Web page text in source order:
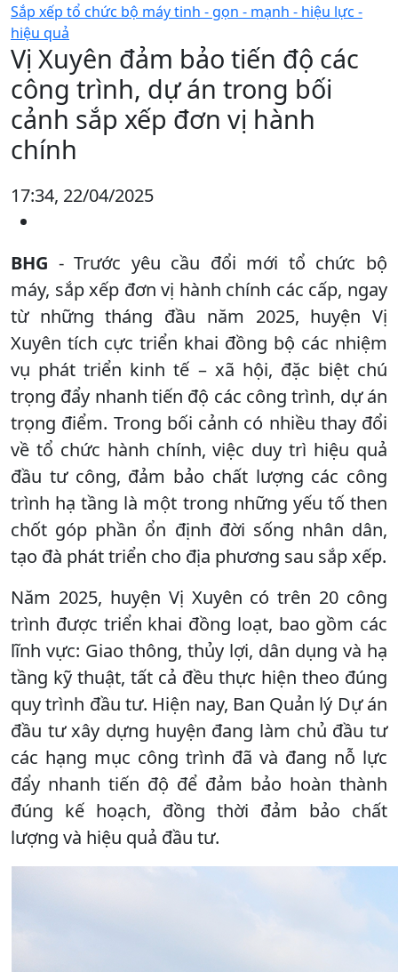
Sắp xếp tổ chức bộ máy tinh - gọn - mạnh - hiệu lực -
hiệu quả
Vị Xuyên đảm bảo tiến độ các
công trình, dự án trong bối
cảnh sắp xếp đơn vị hành
chính
17:34, 22/04/2025
BHG - Trước yêu cầu đổi mới tổ chức bộ
máy, sắp xếp đơn vị hành chính các cấp, ngay
từ những tháng đầu năm 2025, huyện Vị
Xuyên tích cực triển khai đồng bộ các nhiệm
vụ phát triển kinh tế – xã hội, đặc biệt chú
trọng đẩy nhanh tiến độ các công trình, dự án
trọng điểm. Trong bối cảnh có nhiều thay đổi
về tổ chức hành chính, việc duy trì hiệu quả
đầu tư công, đảm bảo chất lượng các công
trình hạ tầng là một trong những yếu tố then
chốt góp phần ổn định đời sống nhân dân,
tạo đà phát triển cho địa phương sau sắp xếp.
Năm 2025, huyện Vị Xuyên có trên 20 công
trình được triển khai đồng loạt, bao gồm các
lĩnh vực: Giao thông, thủy lợi, dân dụng và hạ
tầng kỹ thuật, tất cả đều thực hiện theo đúng
quy trình đầu tư. Hiện nay, Ban Quản lý Dự án
đầu tư xây dựng huyện đang làm chủ đầu tư
các hạng mục công trình đã và đang nỗ lực
đẩy nhanh tiến độ để đảm bảo hoàn thành
đúng kế hoạch, đồng thời đảm bảo chất
lượng và hiệu quả đầu tư.